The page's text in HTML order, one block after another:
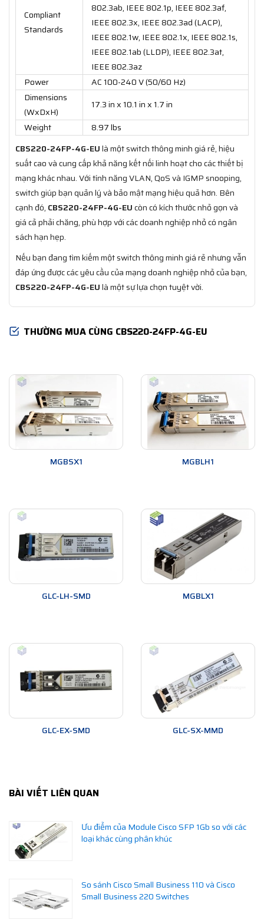
Compliant
Standards
802.3ab, IEEE 802.1p, IEEE 802.3af,
IEEE 802.3x, IEEE 802.3ad (LACP),
IEEE 802.1w, IEEE 802.1x, IEEE 802.1s,
IEEE 802.1ab (LLDP), IEEE 802.3at,
IEEE 802.3az
Power
AC 100-240 V (50/60 Hz)
Dimensions
(WxDxH)
17.3 in x 10.1 in x 1.7 in
Weight
8.97 lbs
CBS220-24FP-4G-EUlà một switch thông minh giá rẻ, hiệu
suất cao và cung cấp khả năng kết nối linh hoạt cho các thiết bị
mạng khác nhau. Với tính năng VLAN, QoS và IGMP snooping,
switch giúp bạn quản lý và bảo mật mạng hiệu quả hơn. Bên
cạnh đó, CBS220-24FP-4G-EUcòn có kích thước nhỏ gọn và
giá cả phải chăng, phù hợp với các doanh nghiệp nhỏ có ngân
sách hạn hẹp.
Nếu bạn đang tìm kiếm một switch thông minh giá rẻ nhưng vẫn
đáp ứng được các yêu cầu của mạng doanh nghiệp nhỏ của bạn,
CBS220-24FP-4G-EUlà một sự lựa chọn tuyệt vời.
THƯỜNG MUA CÙNG CBS220-24FP-4G-EU
MGBSX1 MGBLH1
GLC-LH-SMD MGBLX1
GLC-EX-SMD GLC-SX-MMD
BÀI VIẾT LIÊN QUAN
Ưu điểm của Module Cisco SFP 1Gb so với các
loại khác cùng phân khúc
So sánh Cisco Small Business 110 và Cisco
Small Business 220 Switches